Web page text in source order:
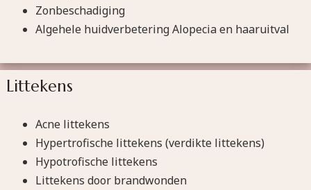
Zonbeschadiging
Algehele huidverbetering Alopecia en haaruitval
Littekens
Acne littekens
Hypertrofische littekens (verdikte littekens)
Hypotrofische littekens
Littekens door brandwonden